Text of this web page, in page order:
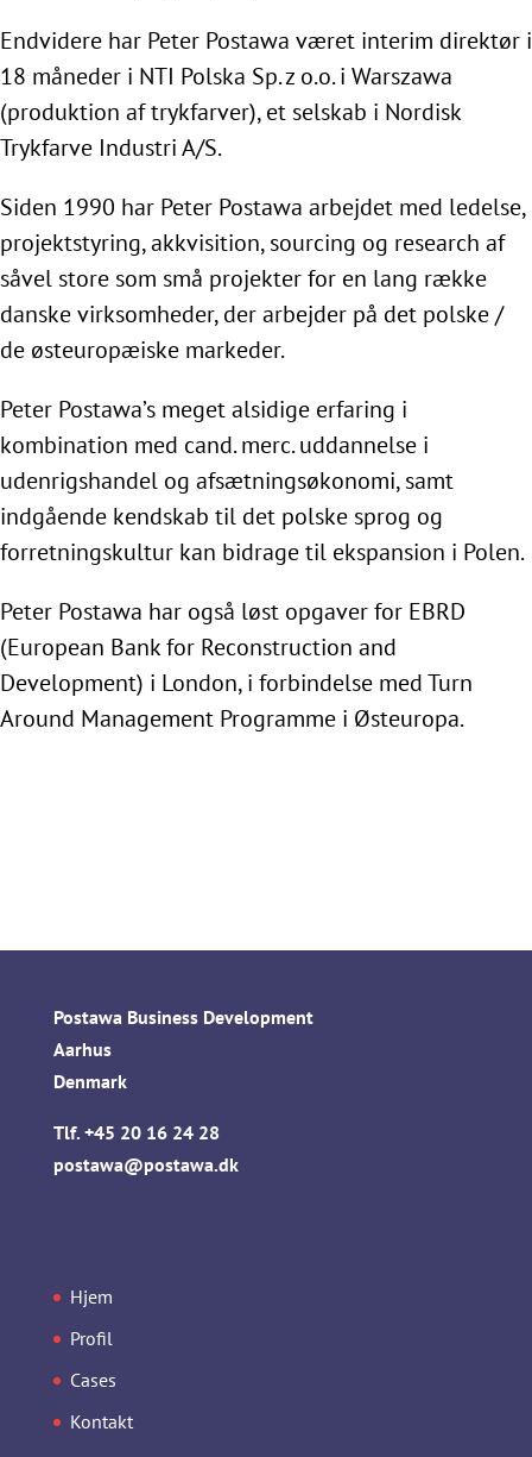
Endvidere har Peter Postawa været interim direktør i
18 måneder i NTI Polska Sp. z o.o. i Warszawa
(produktion af trykfarver), et selskab i Nordisk
Trykfarve Industri A/S.
Siden 1990 har Peter Postawa arbejdet med ledelse,
projektstyring, akkvisition, sourcing og research af
såvel store som små projekter for en lang række
danske virksomheder, der arbejder på det polske /
de østeuropæiske markeder.
Peter Postawa’s meget alsidige erfaring i
kombination med cand. merc. uddannelse i
udenrigshandel og afsætningsøkonomi, samt
indgående kendskab til det polske sprog og
forretningskultur kan bidrage til ekspansion i Polen.
Peter Postawa har også løst opgaver for EBRD
(European Bank for Reconstruction and
Development) i London, i forbindelse med Turn
Around Management Programme i Østeuropa.
Postawa Business Development
Aarhus
Denmark
Tlf. +45 20 16 24 28
postawa@postawa.dk
Hjem
Profil
Cases
Kontakt